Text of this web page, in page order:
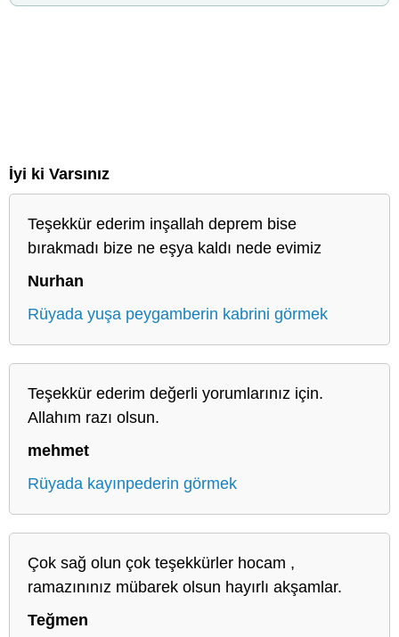
İyi ki Varsınız
Teşekkür ederim inşallah deprem bise
bırakmadı bize ne eşya kaldı nede evimiz
Nurhan
Rüyada yuşa peygamberin kabrini görmek
Teşekkür ederim değerli yorumlarınız için.
Allahım razı olsun.
mehmet
Rüyada kayınpederin görmek
Çok sağ olun çok teşekkürler hocam ,
ramazınınız mübarek olsun hayırlı akşamlar.
Teğmen